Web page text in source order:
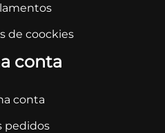
de coockies
conta
conta
pedidos